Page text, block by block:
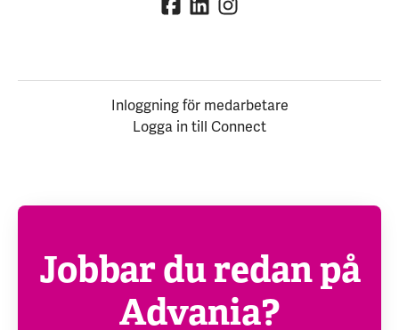
Inloggning för medarbetare
Logga in till Connect
Jobbar du redan på
Advania?